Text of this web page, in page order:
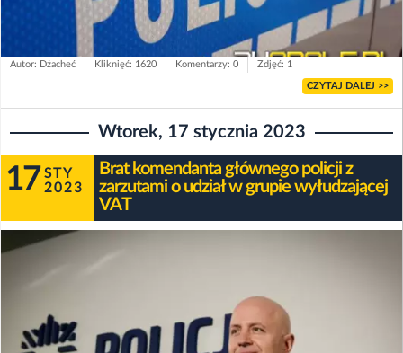
Autor: Dżacheć Kliknięć: 1620 Komentarzy: 0 Zdjęć: 1
CZYTAJ DALEJ >>
Wtorek, 17 stycznia 2023
17 STY
2023
Brat komendanta głównego policji z
zarzutami o udział w grupie wyłudzającej
VAT